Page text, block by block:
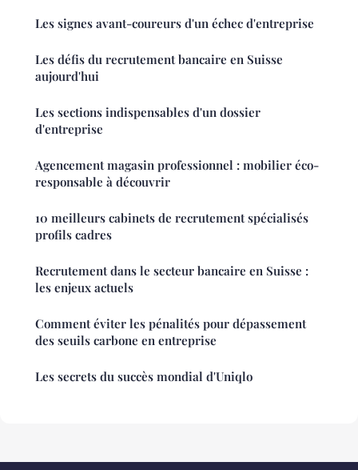
Les signes avant-coureurs d'un échec d'entreprise
Les défis du recrutement bancaire en Suisse
aujourd'hui
Les sections indispensables d'un dossier
d'entreprise
Agencement magasin professionnel : mobilier éco-
responsable à découvrir
10 meilleurs cabinets de recrutement spécialisés
profils cadres
Recrutement dans le secteur bancaire en Suisse :
les enjeux actuels
Comment éviter les pénalités pour dépassement
des seuils carbone en entreprise
Les secrets du succès mondial d'Uniqlo